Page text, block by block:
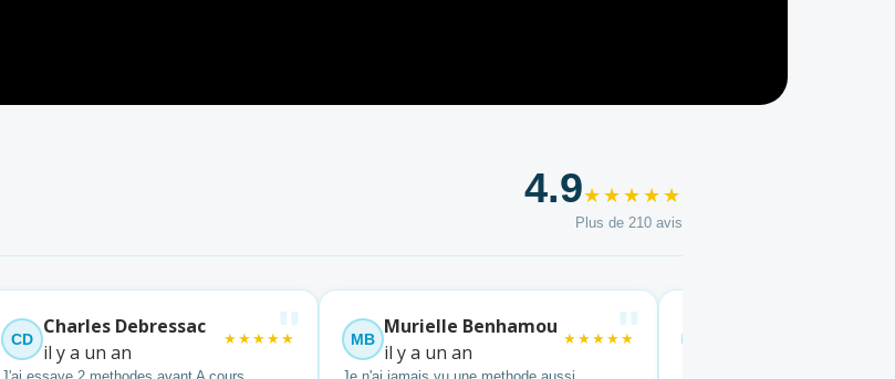
4.9★★★★★
Plus de 210 avis
"
CD
Charles Debressac
il y a un an
★★★★★ "
MB
Murielle Benhamou
il y a un an
★★★★★